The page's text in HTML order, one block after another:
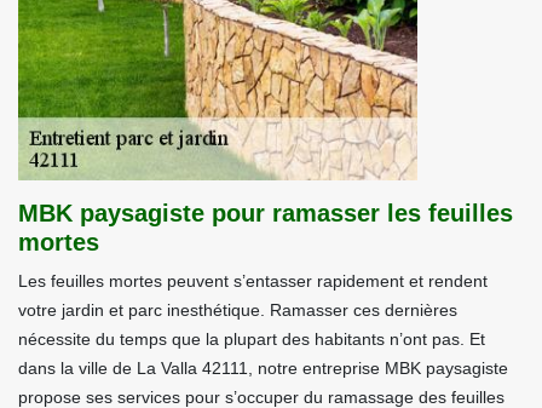
MBK paysagiste pour ramasser les feuilles
mortes
Les feuilles mortes peuvent s’entasser rapidement et rendent
votre jardin et parc inesthétique. Ramasser ces dernières
nécessite du temps que la plupart des habitants n’ont pas. Et
dans la ville de La Valla 42111, notre entreprise MBK paysagiste
propose ses services pour s’occuper du ramassage des feuilles